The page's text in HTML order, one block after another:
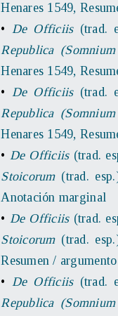
Henares 1549,
• De Officiis(trad.
Republica
Henares 1549,
• De Officiis(trad.
Republica
Henares 1549,
• De Officiis(trad.
Stoicorum(trad.
Anotación marginal
• De Officiis(trad.
Stoicorum(trad.
Resumen / argumento
• De Officiis(trad.
Republica